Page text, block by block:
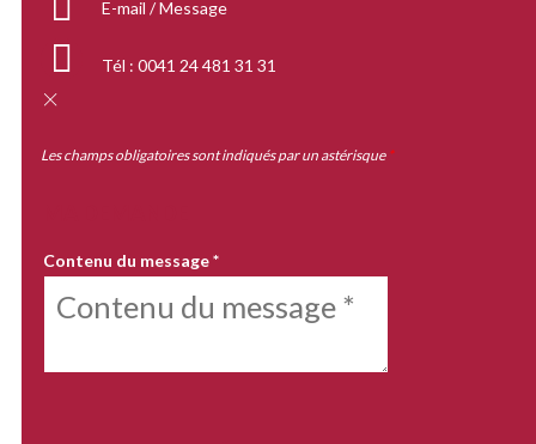
E-mail / Message
Tél : 0041 24 481 31 31
Les champs obligatoires sont indiqués par un astérisque *
Contenu du message*